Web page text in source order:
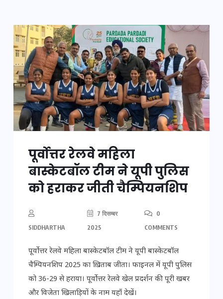
पूर्वोत्तर रेलवे महिला
बास्केटबॉल टीम ने यूपी पुलिस
को हराकर जीती चैम्पियनशिप
SIDDHARTHA
7 दिसम्बर
2025
0
COMMENTS
पूर्वोत्तर रेलवे महिला बास्केटबॉल टीम ने यूपी बास्केटबॉल
चैम्पियनशिप 2025 का ख़िताब जीता। फाइनल में यूपी पुलिस
को 36-29 से हराया। पूर्वोत्तर रेलवे खेल प्रदर्शन की पूरी खबर
और विजेता खिलाड़ियों के नाम यहाँ देखें।